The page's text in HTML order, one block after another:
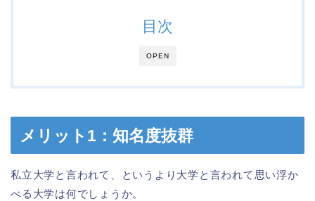
OPEN
目次
メリット1：知名度抜群
私立大学と言われて、というより大学と言われて思い浮か
べる大学は何でしょうか。